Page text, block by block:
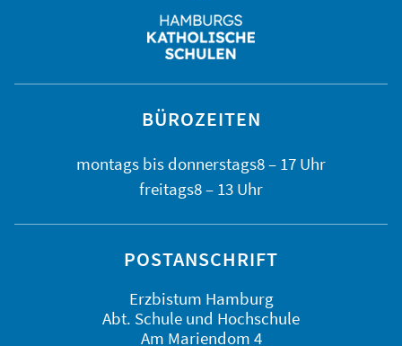
BÜROZEITEN
montags bis donnerstags8 – 17 Uhr
freitags8 – 13 Uhr
POSTANSCHRIFT
Erzbistum Hamburg
Abt. Schule und Hochschule
Am Mariendom 4